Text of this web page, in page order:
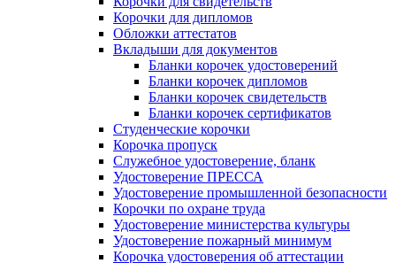
Корочки для дипломов
Обложки аттестатов
Вкладыши для документов
Бланки корочек удостоверений
Бланки корочек дипломов
Бланки корочек свидетельств
Бланки корочек сертификатов
Студенческие корочки
Корочка пропуск
Служебное удостоверение, бланк
Удостоверение ПРЕССА
Удостоверение промышленной безопасности
Корочки по охране труда
Удостоверение министерства культуры
Удостоверение пожарный минимум
Корочка удостоверения об аттестации